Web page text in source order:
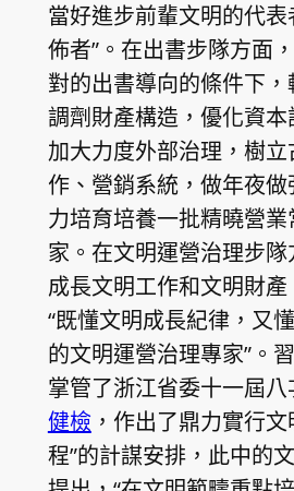
當好進步前輩文明的代
佈者”。在出書步隊方面
對的出書導向的條件下，
調劑財產構造，優化資本
加大力度外部治理，樹立
作、營銷系統，做年夜做
力培育培養一批精曉營
家。在文明運營治理步
成長文明工作和文明財
“既懂文明成長紀律，又
的文明運營治理專家”。
掌管了浙江省委十一屆八
健檢 ，作出了鼎力實行
程”的計謀安排，此中的